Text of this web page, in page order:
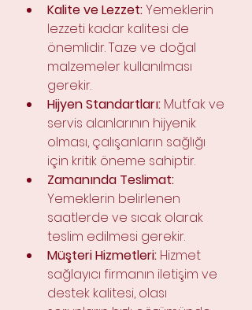
Kalite ve Lezzet: Yemeklerin
lezzeti kadar kalitesi de
önemlidir. Taze ve doğal
malzemeler kullanılması
gerekir.
Hijyen Standartları: Mutfak ve
servis alanlarının hijyenik
olması, çalışanların sağlığı
için kritik öneme sahiptir.
Zamanında Teslimat:
Yemeklerin belirlenen
saatlerde ve sıcak olarak
teslim edilmesi gerekir.
Müşteri Hizmetleri: Hizmet
sağlayıcı firmanın iletişim ve
destek kalitesi, olası